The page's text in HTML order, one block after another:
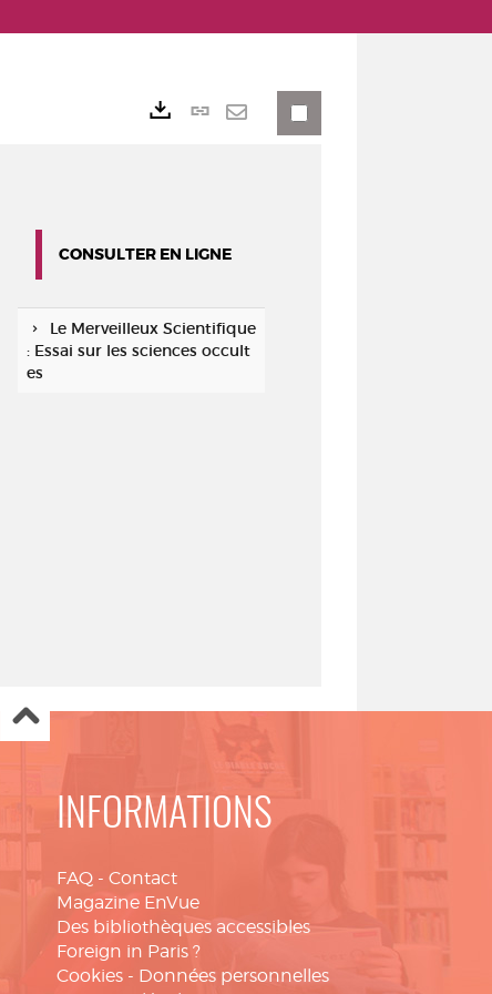
Lien
CONSULTER EN LIGNE
Le Merveilleux Scientifique
: Essai sur les sciences occult
es
INFORMATIONS
FAQ - Contact
Magazine EnVue
Des bibliothèques accessibles
Foreign in Paris ?
Cookies - Données personnelles